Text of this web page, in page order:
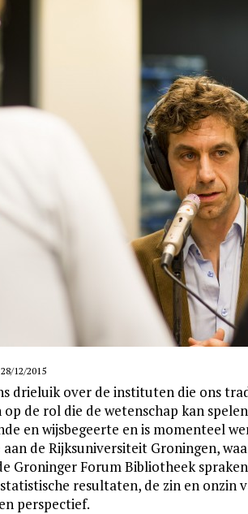
28/12/2015
drieluik over de instituten die ons
de rol die de wetenschap kan
en wijsbegeerte en is momenteel
de Rijksuniversiteit Groningen,
Groninger Forum Bibliotheek
resultaten, de zin en onzin
perspectief.